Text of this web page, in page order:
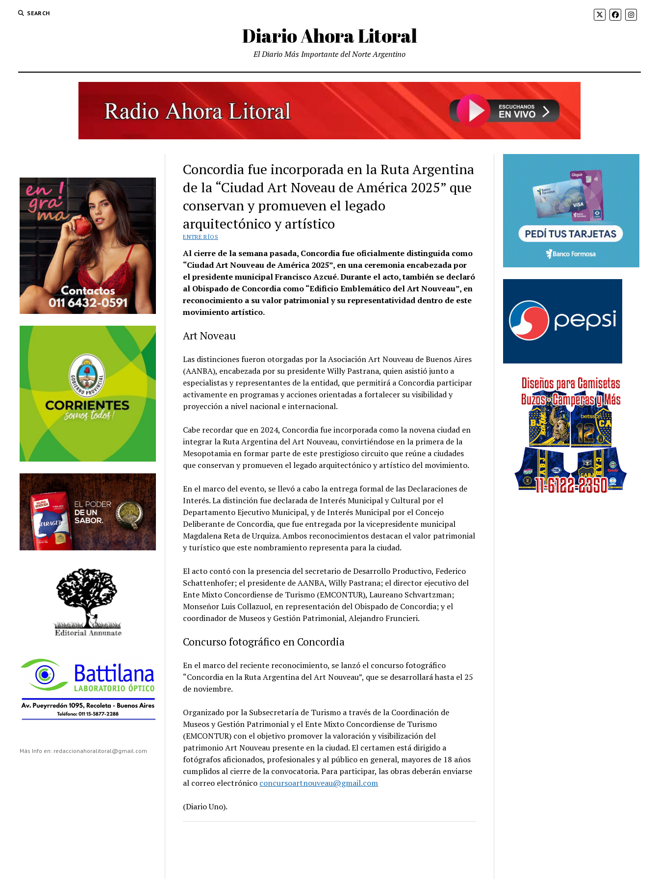
SEARCH
Diario Ahora Litoral
El Diario Más Importante del Norte Argentino
Más Info en: redaccionahoralitoral@gmail.com
Concordia fue incorporada en la Ruta Argentina
de la “Ciudad Art Noveau de América 2025” que
conservan y promueven el legado
arquitectónico y artístico
ENTRE RÍOS
Al cierre de la semana pasada, Concordia fue oficialmente distinguida como
“Ciudad Art Nouveau de América 2025”, en una ceremonia encabezada por
el presidente municipal Francisco Azcué. Durante el acto, también se declaró
al Obispado de Concordia como “Edificio Emblemático del Art Nouveau”, en
reconocimiento a su valor patrimonial y su representatividad dentro de este
movimiento artístico.
Art Noveau
Las distinciones fueron otorgadas por la Asociación Art Nouveau de Buenos Aires
(AANBA), encabezada por su presidente Willy Pastrana, quien asistió junto a
especialistas y representantes de la entidad, que permitirá a Concordia participar
activamente en programas y acciones orientadas a fortalecer su visibilidad y
proyección a nivel nacional e internacional.
Cabe recordar que en 2024, Concordia fue incorporada como la novena ciudad en
integrar la Ruta Argentina del Art Nouveau, convirtiéndose en la primera de la
Mesopotamia en formar parte de este prestigioso circuito que reúne a ciudades
que conservan y promueven el legado arquitectónico y artístico del movimiento.
En el marco del evento, se llevó a cabo la entrega formal de las Declaraciones de
Interés. La distinción fue declarada de Interés Municipal y Cultural por el
Departamento Ejecutivo Municipal, y de Interés Municipal por el Concejo
Deliberante de Concordia, que fue entregada por la vicepresidente municipal
Magdalena Reta de Urquiza. Ambos reconocimientos destacan el valor patrimonial
y turístico que este nombramiento representa para la ciudad.
El acto contó con la presencia del secretario de Desarrollo Productivo, Federico
Schattenhofer; el presidente de AANBA, Willy Pastrana; el director ejecutivo del
Ente Mixto Concordiense de Turismo (EMCONTUR), Laureano Schvartzman;
Monseñor Luis Collazuol, en representación del Obispado de Concordia; y el
coordinador de Museos y Gestión Patrimonial, Alejandro Fruncieri.
Concurso fotográfico en Concordia
En el marco del reciente reconocimiento, se lanzó el concurso fotográfico
“Concordia en la Ruta Argentina del Art Nouveau”, que se desarrollará hasta el 25
de noviembre.
Organizado por la Subsecretaría de Turismo a través de la Coordinación de
Museos y Gestión Patrimonial y el Ente Mixto Concordiense de Turismo
(EMCONTUR) con el objetivo promover la valoración y visibilización del
patrimonio Art Nouveau presente en la ciudad. El certamen está dirigido a
fotógrafos aficionados, profesionales y al público en general, mayores de 18 años
cumplidos al cierre de la convocatoria. Para participar, las obras deberán enviarse
al correo electrónico concursoartnouveau@gmail.com
(Diario Uno).